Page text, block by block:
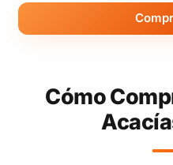
Cómo